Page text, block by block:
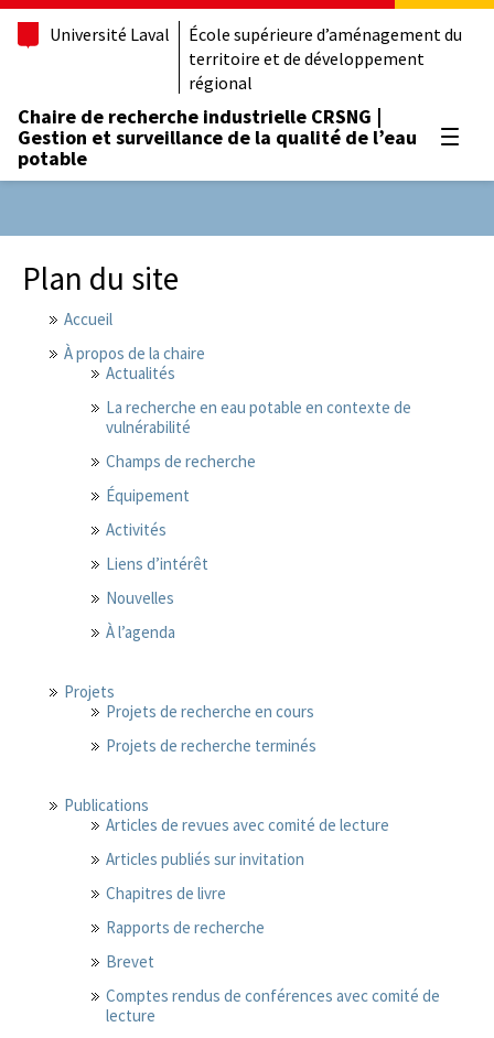
Université Laval
École supérieure d’aménagement du
territoire et de développement
régional
Chaire de recherche industrielle CRSNG |
Gestion et surveillance de la qualité de l’eau
potable
Plan du site
Accueil
À propos de la chaire
Actualités
La recherche en eau potable en contexte de
vulnérabilité
Champs de recherche
Équipement
Activités
Liens d’intérêt
Nouvelles
À l’agenda
Projets
Projets de recherche en cours
Projets de recherche terminés
Publications
Articles de revues avec comité de lecture
Articles publiés sur invitation
Chapitres de livre
Rapports de recherche
Brevet
Comptes rendus de conférences avec comité de
lecture